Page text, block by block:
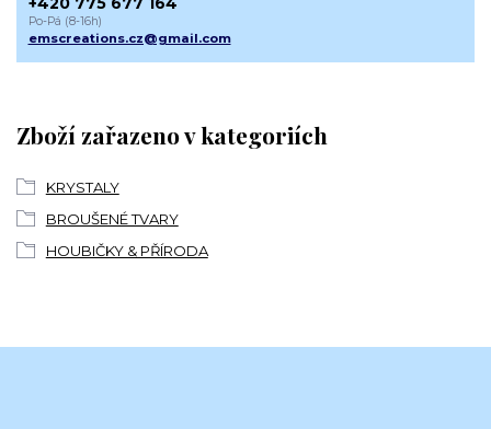
Zboží zařazeno v kategoriích
KRYSTALY
BROUŠENÉ TVARY
HOUBIČKY & PŘÍRODA
Po-Pá (8-16h)
emscreations.cz@gmail.com